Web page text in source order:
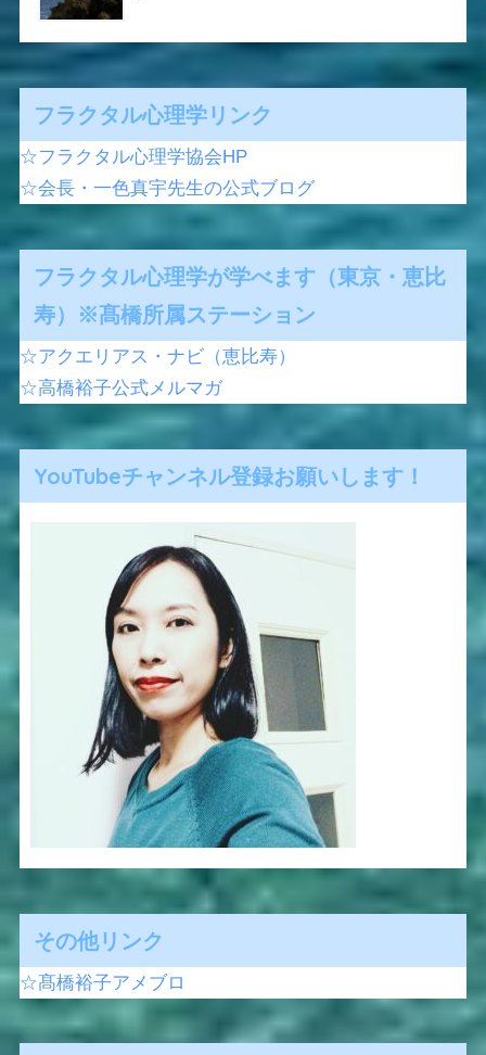
フラクタル心理学リンク
☆フラクタル心理学協会HP
☆会長・一色真宇先生の公式ブログ
フラクタル心理学が学べます（東京・恵比
寿）※髙橋所属ステーション
☆アクエリアス・ナビ（恵比寿）
☆高橋裕子公式メルマガ
YouTubeチャンネル登録お願いします！
その他リンク
☆髙橋裕子アメブロ